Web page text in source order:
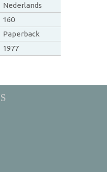
Nederlands
160
Paperback
1977